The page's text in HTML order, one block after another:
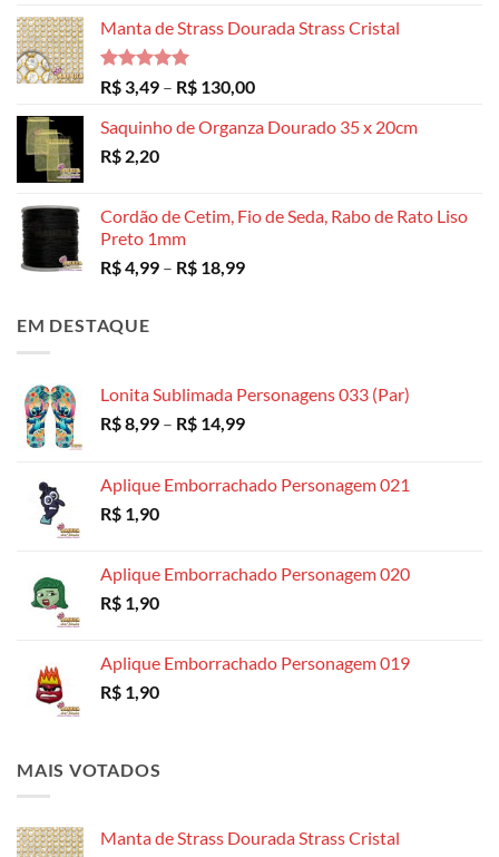
Manta de Strass Dourada Strass Cristal
Avaliação
5.00
de 5
R$ 3,49 – R$ 130,00Faixa
preço:
Saquinho de Organza Dourado 35 x 20cm
R$ 2,20
Cordão de Cetim, Fio de Seda, Rabo de Rato Liso
Preto 1mm
R$4,99 – R$ 18,99Faixa
EM DESTAQUE
Lonita Sublimada Personagens 033 (Par)
R$8,99 – R$ 14,99Faixa
R$ 8,99
Aplique Emborrachado Personagem 021
R$ 1,90
Aplique Emborrachado Personagem 020
R$ 1,90
Aplique Emborrachado Personagem 019
R$ 1,90
MAIS VOTADOS
Manta de Strass Dourada Strass Cristal